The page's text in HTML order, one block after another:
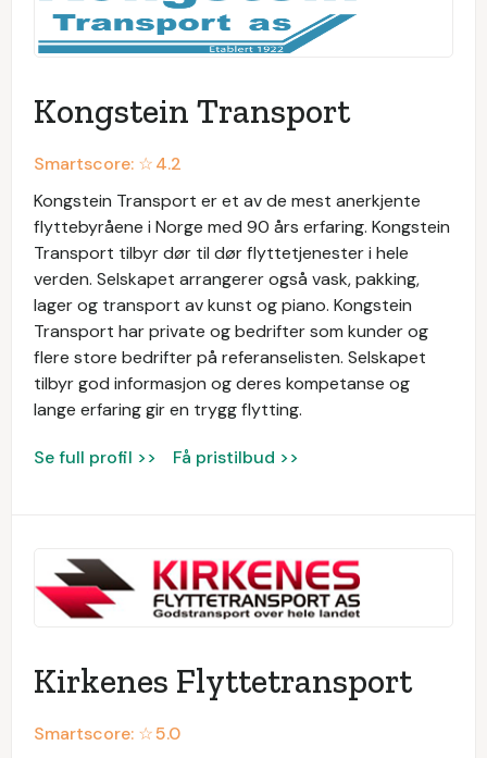
Kongstein Transport
Smartscore: ☆4.2
Kongstein Transport er et av de mest anerkjente
flyttebyråene i Norge med 90 års erfaring. Kongstein
Transport tilbyr dør til dør flyttetjenester i hele
verden. Selskapet arrangerer også vask, pakking,
lager og transport av kunst og piano. Kongstein
Transport har private og bedrifter som kunder og
flere store bedrifter på referanselisten. Selskapet
tilbyr god informasjon og deres kompetanse og
lange erfaring gir en trygg flytting.
Se full profil >> Få pristilbud >>
Kirkenes Flyttetransport
Smartscore: ☆5.0